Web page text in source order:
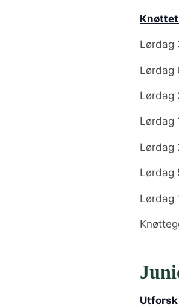
Lørdag
Lørdag
Lørdag
Lørdag
Lørdag
Lørdag
Lørdag
Utforsk